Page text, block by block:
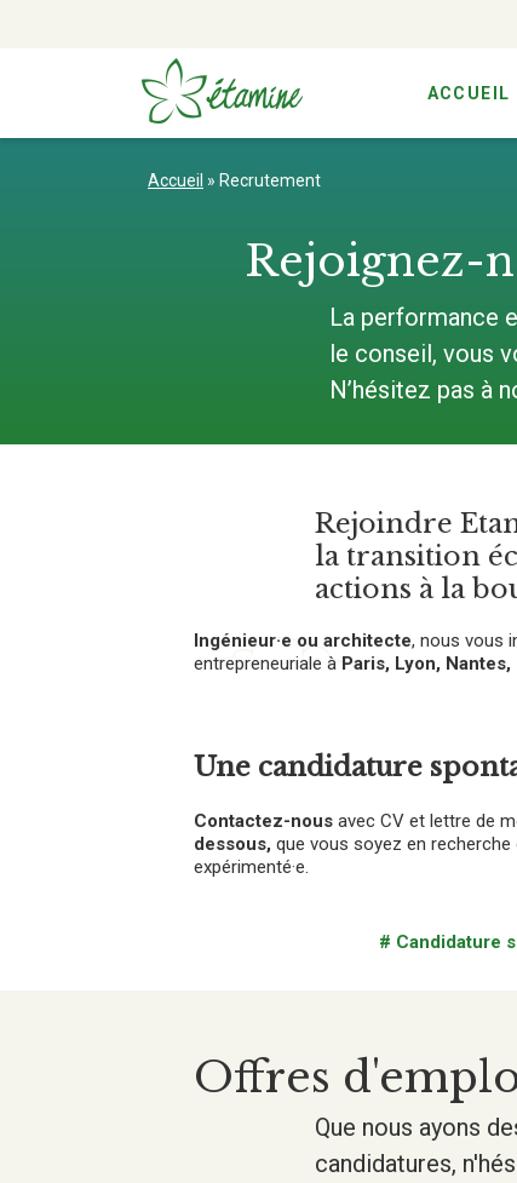
ACCUEIL
Accueil » Recrutement
Rejoignez-
La performance
le conseil, vous
N’hésitez pas à
Rejoindre
la transition
actions à la
Ingénieur·e ou architecte, nous vous
entrepreneuriale à Paris, Lyon,
Une candidature
Contactez-nous avec CV et lettre de
dessous, que vous soyez en recherche
expérimenté·e.
# Candidature
Offres
Que nous ayons
candidatures,